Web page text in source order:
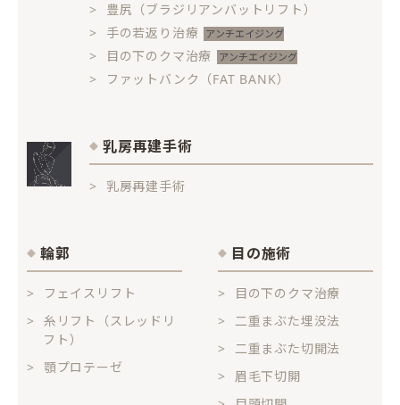
豊尻（ブラジリアンバットリフト）
手の若返り治療
目の下のクマ治療
ファットバンク（FAT BANK）
乳房再建手術
乳房再建手術
輪郭
フェイスリフト
糸リフト（スレッドリ
フト）
顎プロテーゼ
目の施術
目の下のクマ治療
二重まぶた埋没法
二重まぶた切開法
眉毛下切開